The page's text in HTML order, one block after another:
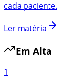
cada paciente.
Ler matéria
Em Alta
1